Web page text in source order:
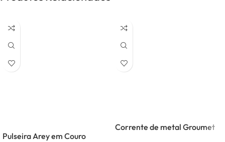
Pulseira Arey em Couro
Corrente de metal Groumet